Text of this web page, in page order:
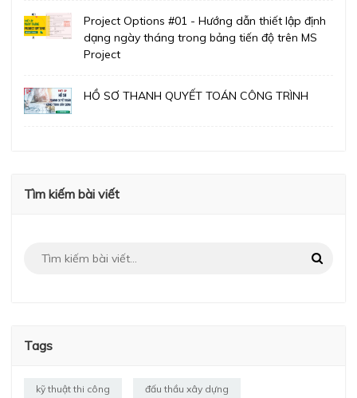
Project Options #01 - Hướng dẫn thiết lập định
dạng ngày tháng trong bảng tiến độ trên MS
Project
HỒ SƠ THANH QUYẾT TOÁN CÔNG TRÌNH
Tìm kiếm bài viết
Tags
kỹ thuật thi công đấu thầu xây dựng